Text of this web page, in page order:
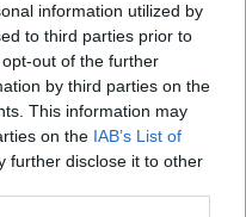
information utilized by
to third parties prior to
out of the further
by third parties on the
This information may
on the IAB’s List of
further disclose it to other
Miksa u. 30
2071, 269-4681 269-4681
www.viragjuditgaleria.hu